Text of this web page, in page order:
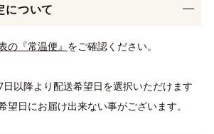
について
の『常温便』 をご確認ください。
日以降より配送希望日を選択いただけます
望日にお届け出来ない事がございます。